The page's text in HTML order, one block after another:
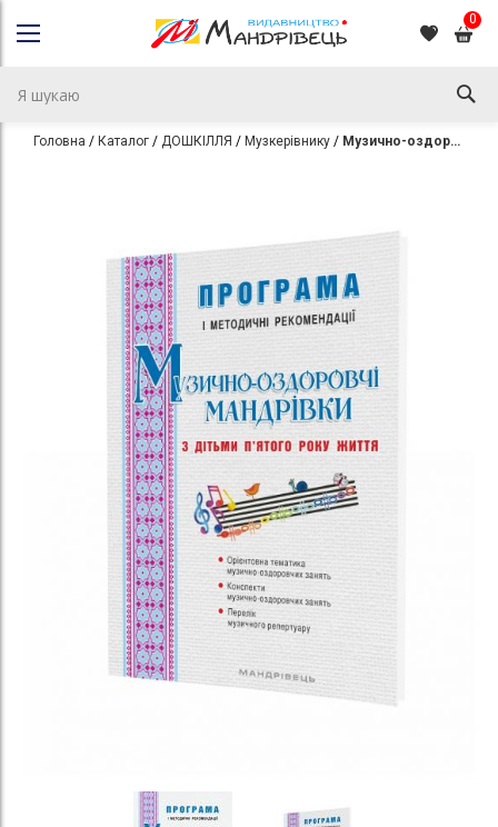
0
Головна Каталог ДОШКІЛЛЯ Музкерівнику Музично-оздоровчі мандрівки з дітьми п’ятого року життя : програма і методичні рекомендації